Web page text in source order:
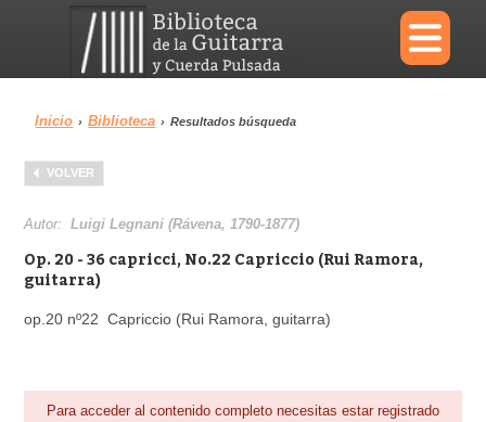
×
Menu
Biblioteca
Área personal Reproductor
Inicio › Biblioteca › Resultados búsqueda
VOLVER
Autor:Luigi Legnani (Rávena, 1790-1877)
Op. 20 - 36 capricci, No.22 Capriccio (Rui Ramora,
guitarra)
op.20 nº22 Capriccio (Rui Ramora, guitarra)
Para acceder al contenido completo necesitas estar registrado